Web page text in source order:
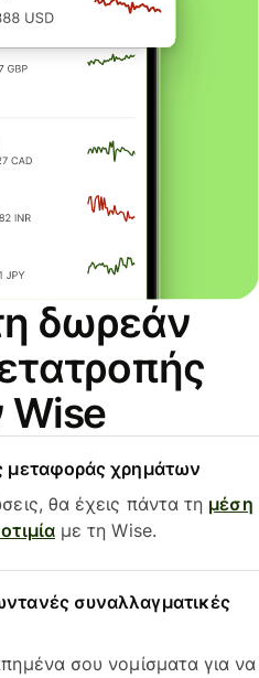
δωρεάν
Wise
μεταφοράς χρημάτων
θα έχεις πάντα τη μέση
με τη Wise.
συναλλαγματικές
σου νομίσματα για να